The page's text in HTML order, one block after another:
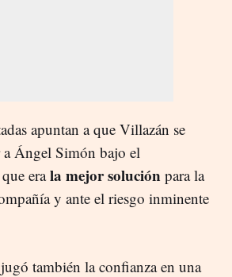
apuntan a que Villazán se
a Ángel Simón bajo el
erala mejor solución para la
y ante el riesgo inminente
también la confianza en una